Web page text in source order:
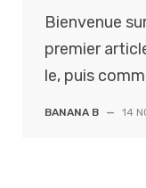
Bienvenue
premier
le, puis
BANANA B — 14